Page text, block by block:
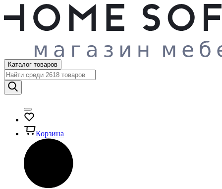
Каталог товаров
Корзина